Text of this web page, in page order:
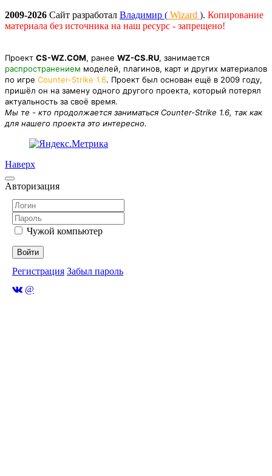
2009-2026 Сайт разработал Владимир ( Wizard ). Копирование
материала без источника на наш ресурс - запрещено!
Проект CS-WZ.COM, ранее WZ-CS.RU, занимается
распространением моделей, плагинов, карт и других материалов
по игре Counter-Strike 1.6. Проект был основан ещё в 2009 году,
пришёл он на замену одного другого проекта, который потерял
актуальность за своё время.
Мы те - кто продолжается заниматься Counter-Strike 1.6, так как
для нашего проекта это интересно.
Наверх
Авторизация
Чужой компьютер
Войти
Регистрация Забыл пароль
@